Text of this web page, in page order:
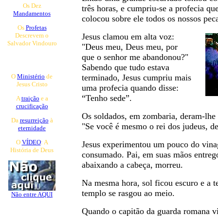
Os Dez
Mandamentos
Os Profetas
Descrevem o
Salvador Vindouro
O Ministério de
Jesus Cristo
Atraição e a
crucificação
Da resurreição à
eternidade
O VÍDEO: A
História de Deus
Não entre AQUI
três horas, e cumpriu-se a profecia
colocou sobre ele todos os nossos
Jesus clamou em alta voz:
"Deus meu, Deus meu, por
que o senhor me abandonou?"
Sabendo que tudo estava
terminado, Jesus cumpriu mais
uma profecia quando disse:
“Tenho sede”.
Os soldados, em zombaria, deram-
"Se você é mesmo o rei dos judeus,
Jesus experimentou um pouco do
consumado. Pai, em suas mãos
abaixando a cabeça, morreu.
Na mesma hora, sol ficou escuro e a
templo se rasgou ao meio.
Quando o capitão da guarda romana